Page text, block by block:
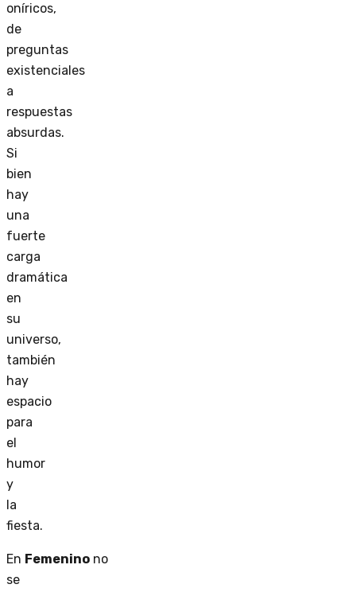
oníricos,
de
preguntas
existenciales
a
respuestas
absurdas.
Si
bien
hay
una
fuerte
carga
dramática
en
su
universo,
también
hay
espacio
para
el
humor
y
la
fiesta.
En Femenino no
se